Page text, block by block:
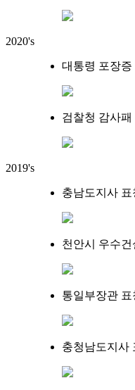
2020's
대통령 포장증
검찰청 감사패
2019's
충남도지사 표
천안시 우수건
통일부장관 표
충청남도지사